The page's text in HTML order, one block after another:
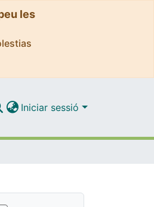
les
Iniciar sessió